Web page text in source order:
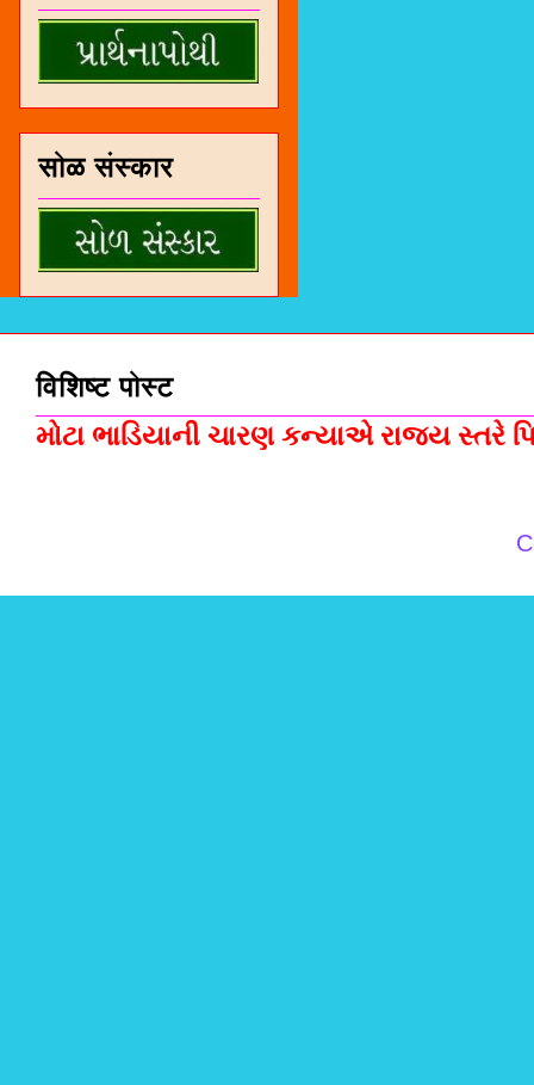
सोळ संस्कार
विशिष्ट पोस्ट
મોટા ભાડિયાની ચારણ કન્યાએ રાજ્ય સ્તરે